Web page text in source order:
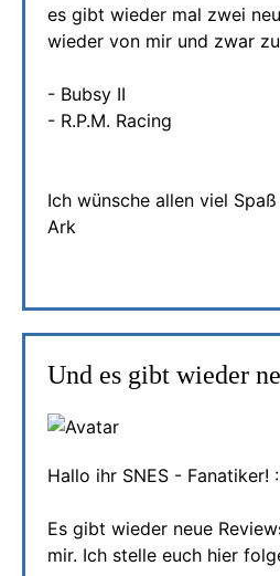
es gibt wieder mal zwei
wieder von mir und zwar
- Bubsy II
- R.P.M. Racing
Ich wünsche allen viel
Ark
Und es gibt wieder
Hallo ihr SNES - Fanatiker!
Es gibt wieder neue
mir. Ich stelle euch hier